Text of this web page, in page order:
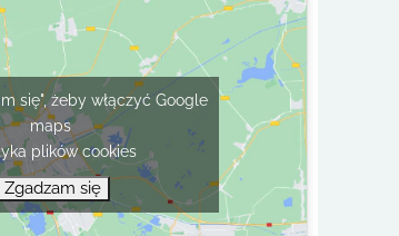
się", żeby włączyć Google
maps
plików cookies
Zgadzam się